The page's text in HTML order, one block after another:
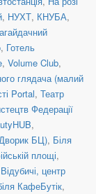
, НУХТ, КНУБА,
, Готель
, Volume Club,
глядача (малий
Portal, Театр
Федерації
,
БЦ), Біля
площі,
центр
КафеБутік,